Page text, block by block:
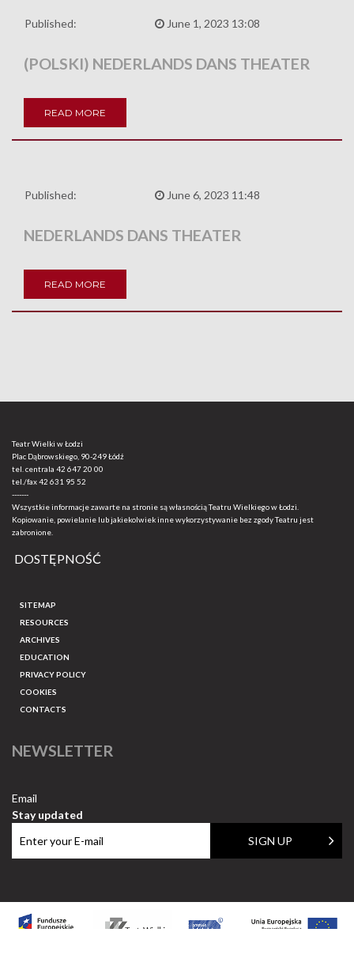
Published: June 1, 2023 13:08
(POLSKI) NEDERLANDS DANS THEATER
READ MORE
Published: June 6, 2023 11:48
NEDERLANDS DANS THEATER
READ MORE
Teatr Wielki w Łodzi
Plac Dąbrowskiego, 90-249 Łódź
tel. centrala 42 647 20 00
tel./fax42 631 95 52
-------
Wszystkie informacje zawarte na stronie są własnością Teatru Wielkiego w Łodzi.
Kopiowanie, powielanie lub jakiekolwiek inne wykorzystywanie bez zgody Teatru jest
zabronione.
DOSTĘPNOŚĆ
SITEMAP
RESOURCES
ARCHIVES
EDUCATION
PRIVACY POLICY
COOKIES
CONTACTS
NEWSLETTER
Email
Stay updated